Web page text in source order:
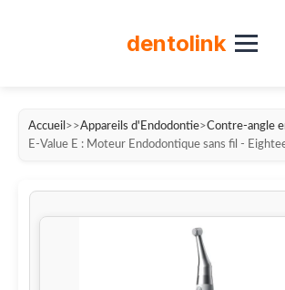
dentolink
Accueil >>Appareils d'Endodontie>Contre-angle
E-Value E : Moteur Endodontique sans fil -